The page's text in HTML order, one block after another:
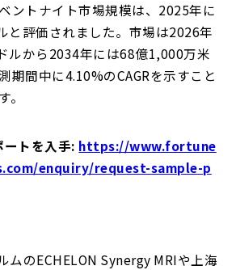
ントナイト市場規模は、2025年に
と評価されました。市場は2026年
ルから2034年には68億1,000万米
期間中に4.10%のCAGRを示すこと
。
ートを入手: https://www.fortune
enquiry/request-sample-p
ムのECHELON Synergy MRIや上海